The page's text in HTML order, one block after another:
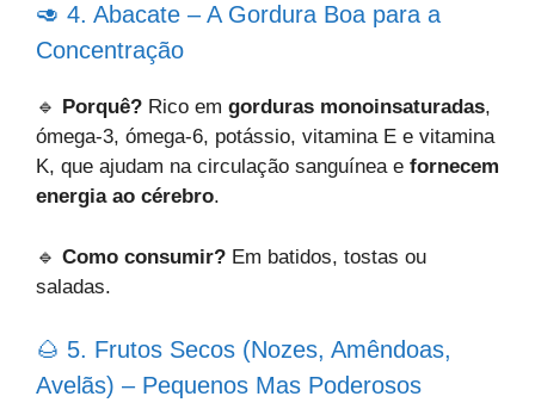
🥑 4. Abacate – A Gordura Boa para a
Concentração
🔹 Porquê? Rico em gorduras monoinsaturadas,
ómega-3, ómega-6, potássio, vitamina E e vitamina
K, que ajudam na circulação sanguínea e fornecem
energia ao cérebro.
🔹 Como consumir? Em batidos, tostas ou
saladas.
🌰 5. Frutos Secos (Nozes, Amêndoas,
Avelãs) – Pequenos Mas Poderosos